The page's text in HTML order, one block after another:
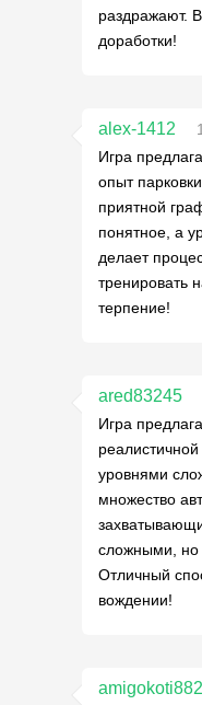
раздражают.
доработки!
alex-1412
Игра
опыт
приятной
понятное, а
делает
тренировать
терпение!
ared83245
Игра
уровнями
множество
сложными, но
Отличный
вождении!
amigokoti882